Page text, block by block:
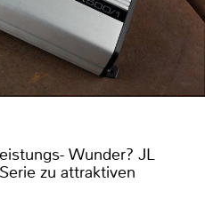
Wunder? JL
zu attraktiven